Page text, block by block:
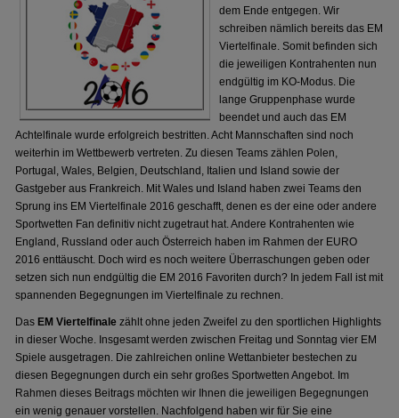
dem Ende entgegen. Wir
schreiben nämlich bereits das EM
Viertelfinale. Somit befinden sich
die jeweiligen Kontrahenten nun
endgültig im KO-Modus. Die
lange Gruppenphase wurde
beendet und auch das EM
Achtelfinale wurde erfolgreich bestritten. Acht Mannschaften sind noch
weiterhin im Wettbewerb vertreten. Zu diesen Teams zählen Polen,
Portugal, Wales, Belgien, Deutschland, Italien und Island sowie der
Gastgeber aus Frankreich. Mit Wales und Island haben zwei Teams den
Sprung ins EM Viertelfinale 2016 geschafft, denen es der eine oder andere
Sportwetten Fan definitiv nicht zugetraut hat. Andere Kontrahenten wie
England, Russland oder auch Österreich haben im Rahmen der EURO
2016 enttäuscht. Doch wird es noch weitere Überraschungen geben oder
setzen sich nun endgültig die EM 2016 Favoriten durch? In jedem Fall ist mit
spannenden Begegnungen im Viertelfinale zu rechnen.
Das EM Viertelfinale zählt ohne jeden Zweifel zu den sportlichen Highlights
in dieser Woche. Insgesamt werden zwischen Freitag und Sonntag vier EM
Spiele ausgetragen. Die zahlreichen online Wettanbieter bestechen zu
diesen Begegnungen durch ein sehr großes Sportwetten Angebot. Im
Rahmen dieses Beitrags möchten wir Ihnen die jeweiligen Begegnungen
ein wenig genauer vorstellen. Nachfolgend haben wir für Sie eine